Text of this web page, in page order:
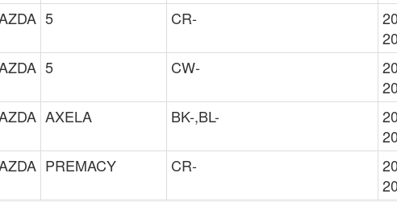
5 CR-
5 CW-
AXELA BK-,BL-
PREMACY CR-